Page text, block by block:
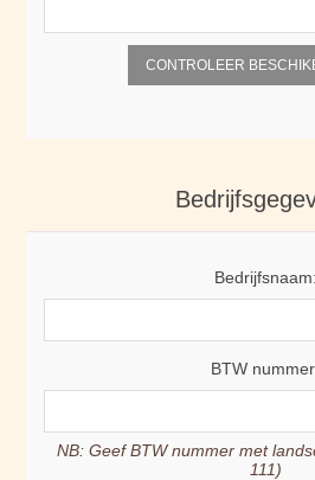
CONTROLEER
Bedrijfsnaam:
BTW
NB: Geef BTW nummer met
111)